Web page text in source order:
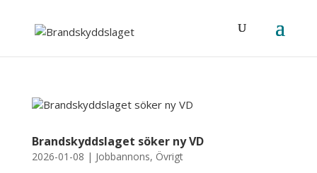
Brandskyddslaget söker ny VD
2026-01-08 | Jobbannons, Övrigt